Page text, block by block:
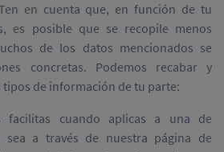
en cuenta que, en función de tu
es posible que se recopile menos
de los datos mencionados se
concretas. Podemos recabar y
de información de tu parte:
facilitas cuando aplicas a una de
sea a través de nuestra página de